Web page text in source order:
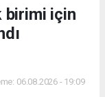
birimi için
06.08.2026 - 19:09